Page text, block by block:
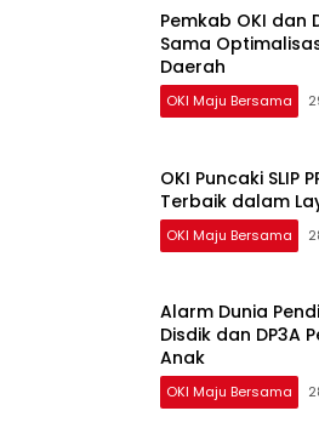
Pemkab OKI dan
Sama
Daerah
OKI Maju Bersama
OKI Puncaki SLIP
Terbaik dalam
OKI Maju Bersama
Alarm Dunia
Disdik dan DP3A
Anak
OKI Maju Bersama